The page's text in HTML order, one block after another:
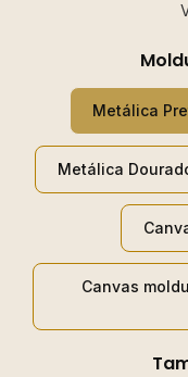
Metálica
Metálica
Canvas